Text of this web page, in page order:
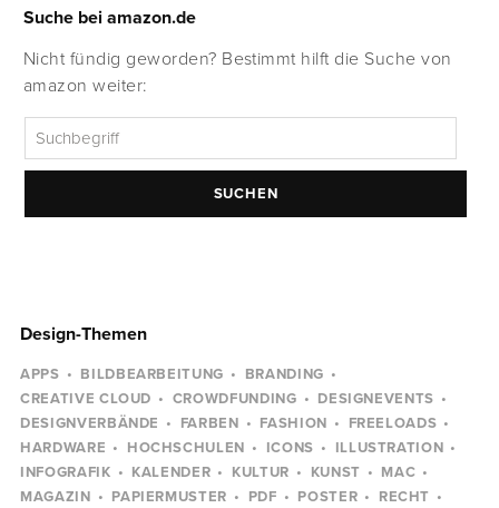
Suche bei amazon.de
Nicht fündig geworden? Bestimmt hilft die Suche von
amazon weiter:
SUCHEN
Design-Themen
APPS BILDBEARBEITUNG
BRANDING
CREATIVE CLOUD
CROWDFUNDING
DESIGNEVENTS
DESIGNVERBÄNDE
FARBEN FASHION
FREELOADS
HARDWARE
HOCHSCHULEN ICONS
ILLUSTRATION
INFOGRAFIK
KALENDER KULTUR KUNST
MAC
MAGAZIN
PAPIERMUSTER PDF POSTER
RECHT